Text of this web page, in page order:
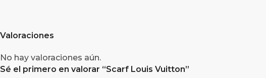
Valoraciones
No hay valoraciones aún.
Sé el primero en valorar “Scarf Louis Vuitton”